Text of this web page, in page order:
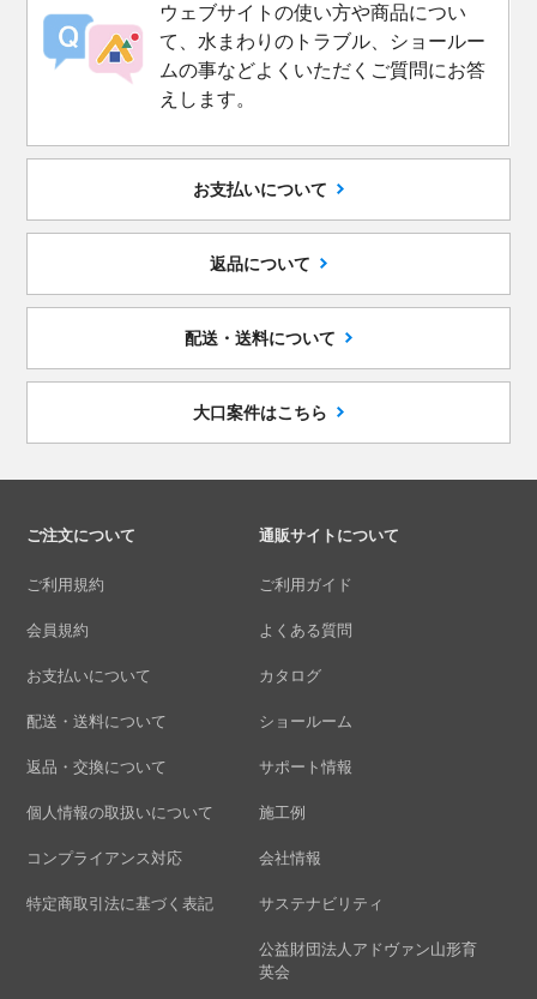
ウェブサイトの使い方や商品につい
て、水まわりのトラブル、ショールー
ムの事などよくいただくご質問にお答
えします。
お支払いについて
返品について
配送・送料について
大口案件はこちら
ご注文について
ご利用規約
会員規約
お支払いについて
配送・送料について
返品・交換について
個人情報の取扱いについて
コンプライアンス対応
特定商取引法に基づく表記
通販サイトについて
ご利用ガイド
よくある質問
カタログ
ショールーム
サポート情報
施工例
会社情報
サステナビリティ
公益財団法人アドヴァン山形育
英会